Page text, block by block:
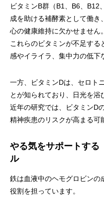
ビタミンB群（B1、B6、B12
成を助ける補酵素として働き
心の健康維持に欠かせません。
これらのビタミンが不足す
感やイライラ、集中力の低下
一方、ビタミンDは、セロト
とが知られており、日光を浴
近年の研究では、ビタミンD
精神疾患のリスクが高まる可
やる気をサポートする
ル
鉄は血液中のヘモグロビンの
役割を担っています。